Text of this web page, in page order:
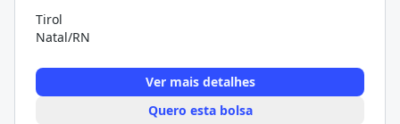
Tirol
Natal/RN
Ver mais detalhes
Quero esta bolsa